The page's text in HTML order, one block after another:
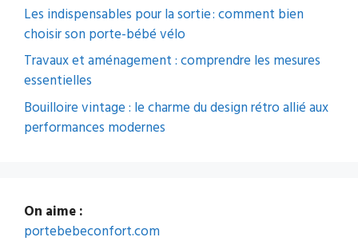
Les indispensables pour la sortie : comment bien
choisir son porte-bébé vélo
Travaux et aménagement : comprendre les mesures
essentielles
Bouilloire vintage : le charme du design rétro allié aux
performances modernes
On aime :
portebebeconfort.com